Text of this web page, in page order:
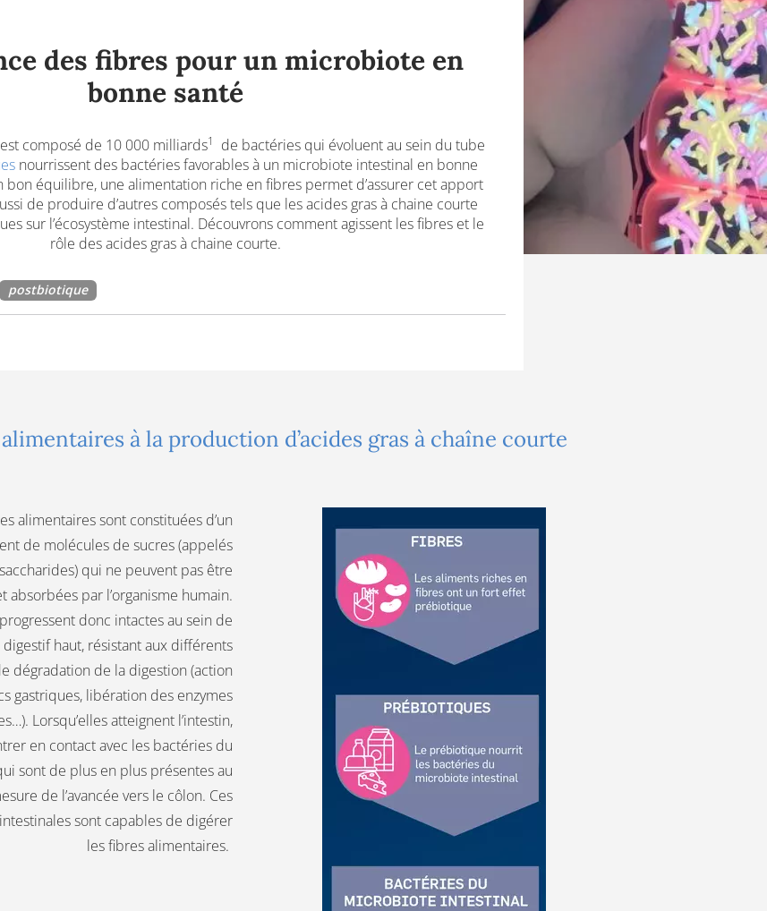
des fibres pour un microbiote en
bonne santé
composé de 10 000 milliards1
de bactéries qui évoluent au sein du tube
nourrissent des bactéries favorables à un microbiote intestinal en bonne
bon équilibre, une alimentation riche en fibres permet d’assurer cet apport
de produire d’autres composés tels que les acides gras à chaine courte
sur l’écosystème intestinal. Découvrons comment agissent les fibres et le
rôle des acides gras à chaine courte.
postbiotique
à la production d’acides gras à chaîne courte
alimentaires sont constituées d’un
de molécules de sucres (appelés
qui ne peuvent pas être
absorbées par l’organisme humain.
donc intactes au sein de
digestif haut, résistant aux différents
dégradation de la digestion (action
gastriques, libération des enzymes
Lorsqu’elles atteignent l’intestin,
en contact avec les bactéries du
sont de plus en plus présentes au
de l’avancée vers le côlon. Ces
sont capables de digérer
les fibres alimentaires.